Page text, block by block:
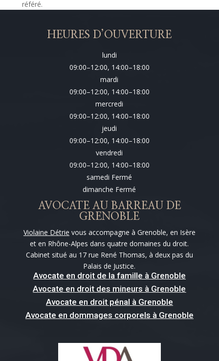
référé.
HEURES D’OUVERTURE
lundi
09:00–12:00, 14:00–18:00
mardi
09:00–12:00, 14:00–18:00
mercredi
09:00–12:00, 14:00–18:00
jeudi
09:00–12:00, 14:00–18:00
vendredi
09:00–12:00, 14:00–18:00
samedi Fermé
dimanche Fermé
AVOCATE AU BARREAU DE
GRENOBLE
Violaine Détrie vous accompagne à Grenoble, en Isère
et en Rhône-Alpes dans quatre domaines du droit.
Cabinet situé au 17 rue René Thomas, à deux pas du
Palais de Justice.
Avocate en droit de la famille à Grenoble
Avocate en droit des mineurs à Grenoble
Avocate en droit pénal à Grenoble
Avocate en dommages corporels à Grenoble